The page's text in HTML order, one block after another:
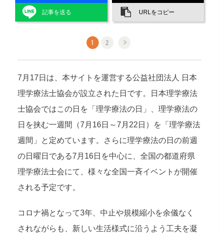
記事を送る URLをコピー
1 2
7月17日は、本サイトを運営する公益社団法人 日本
理学療法士協会が設立された日です。日本理学療法
士協会ではこの日を「理学療法の日」、理学療法の
日を挟む一週間（7月16日～7月22日）を「理学療法
週間」と定めています。さらに理学療法の日の前週
の日曜日である7月16日を中心に、全国の都道府県
理学療法士会にて、様々な全国一斉イベントが開催
される予定です。
コロナ禍となって3年、中止や規模縮小を余儀なく
されながらも、新しい生活様式に沿うよう工夫を凝